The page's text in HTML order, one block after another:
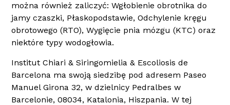
można również zaliczyć: Wgłobienie obrotnika do
jamy czaszki, Płaskopodstawie, Odchylenie kręgu
obrotowego (RTO), Wygięcie pnia mózgu (KTC) oraz
niektóre typy wodogłowia.
Institut Chiari & Siringomielia & Escoliosis de
Barcelona ma swoją siedzibę pod adresem Paseo
Manuel Girona 32, w dzielnicy Pedralbes w
Barcelonie, 08034, Katalonia, Hiszpania. W tej